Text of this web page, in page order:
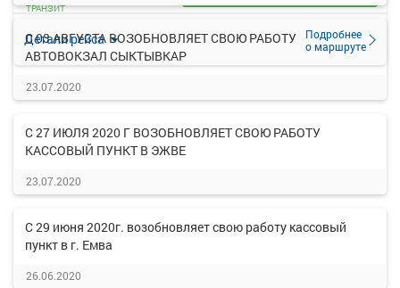
Детали рейса
Подробнее
о маршруте
ТРАНЗИТ
С 03 АВГУСТА ВОЗОБНОВЛЯЕТ СВОЮ РАБОТУ
АВТОВОКЗАЛ СЫКТЫВКАР
23.07.2020
С 27 ИЮЛЯ 2020 Г ВОЗОБНОВЛЯЕТ СВОЮ РАБОТУ
КАССОВЫЙ ПУНКТ В ЭЖВЕ
23.07.2020
С 29 июня 2020г. возобновляет свою работу кассовый
пункт в г. Емва
26.06.2020